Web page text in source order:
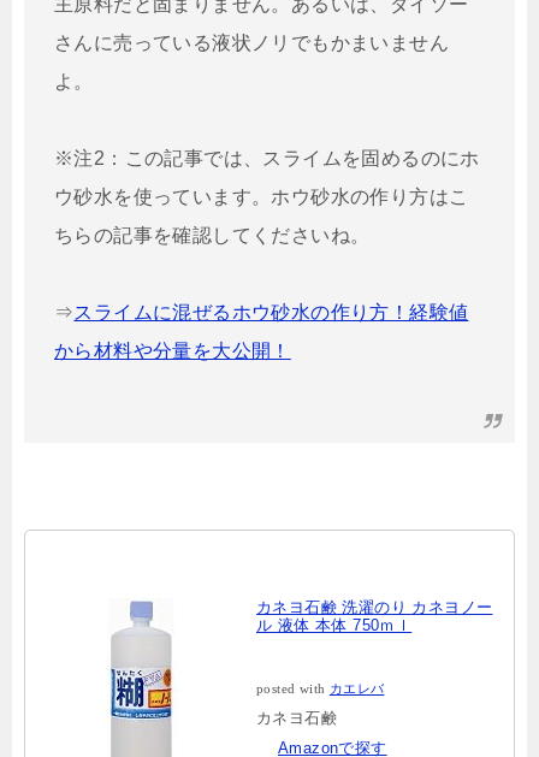
主原料だと固まりません。あるいは、ダイソー
さんに売っている液状ノリでもかまいません
よ。
※注2：この記事では、スライムを固めるのにホ
ウ砂水を使っています。ホウ砂水の作り方はこ
ちらの記事を確認してくださいね。
⇒スライムに混ぜるホウ砂水の作り方！経験値
から材料や分量を大公開！
カネヨ石鹸 洗濯のり カネヨノー
ル 液体 本体 750ｍｌ
posted with カエレバ
カネヨ石鹸
Amazonで探す